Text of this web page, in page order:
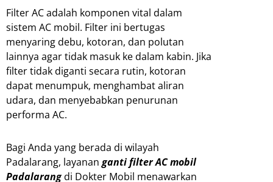
Filter AC adalah komponen vital dalam
sistem AC mobil. Filter ini bertugas
menyaring debu, kotoran, dan polutan
lainnya agar tidak masuk ke dalam kabin. Jika
filter tidak diganti secara rutin, kotoran
dapat menumpuk, menghambat aliran
udara, dan menyebabkan penurunan
performa AC.
Bagi Anda yang berada di wilayah
Padalarang, layanan ganti filter AC mobil
Padalarangdi Dokter Mobil menawarkan